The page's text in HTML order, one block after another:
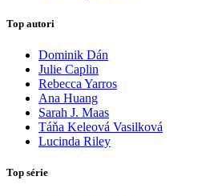
Top autori
Dominik Dán
Julie Caplin
Rebecca Yarros
Ana Huang
Sarah J. Maas
Táňa Keleová Vasilková
Lucinda Riley
Top série